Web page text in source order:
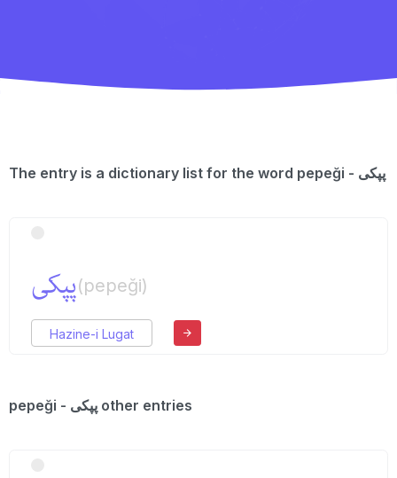
The entry is a dictionary list for the word pepeği - پپكی
پپكی(pepeği)
Hazine-i Lugat
pepeği - پپكی other entries